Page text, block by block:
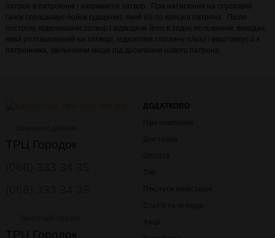
патрон в патронник і закриваєте затвор. При натисканні на спусковий
гачок спрацьовує бойок (ударник), який б'є по капсулі патрона. Після
пострілу, відкриваючи затвор і відводячи його в заднє положення, викидач,
який розташований на затворі, підхоплює стріляну гільзу і виштовхує її з
патронника, звільняючи місце під досилання нового патрона.
ТРЦ Городок
ТРЦ Городок
ДОДАТКОВО